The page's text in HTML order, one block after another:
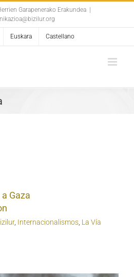
Garapenerako Erakundea
Euskara Castellano
Gaza
, Internacionalismos, La Vía